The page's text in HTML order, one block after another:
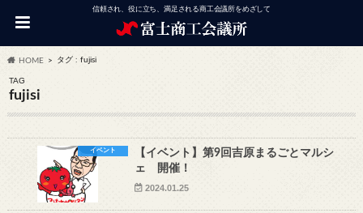
信頼され、役に立ち、満足される商工会議所をめざして
HOME タグ : fujisi
TAG
fujisi
イベント
【イベント】第9回吉原まるごとマルシ
ェ 開催！
2024.01.25